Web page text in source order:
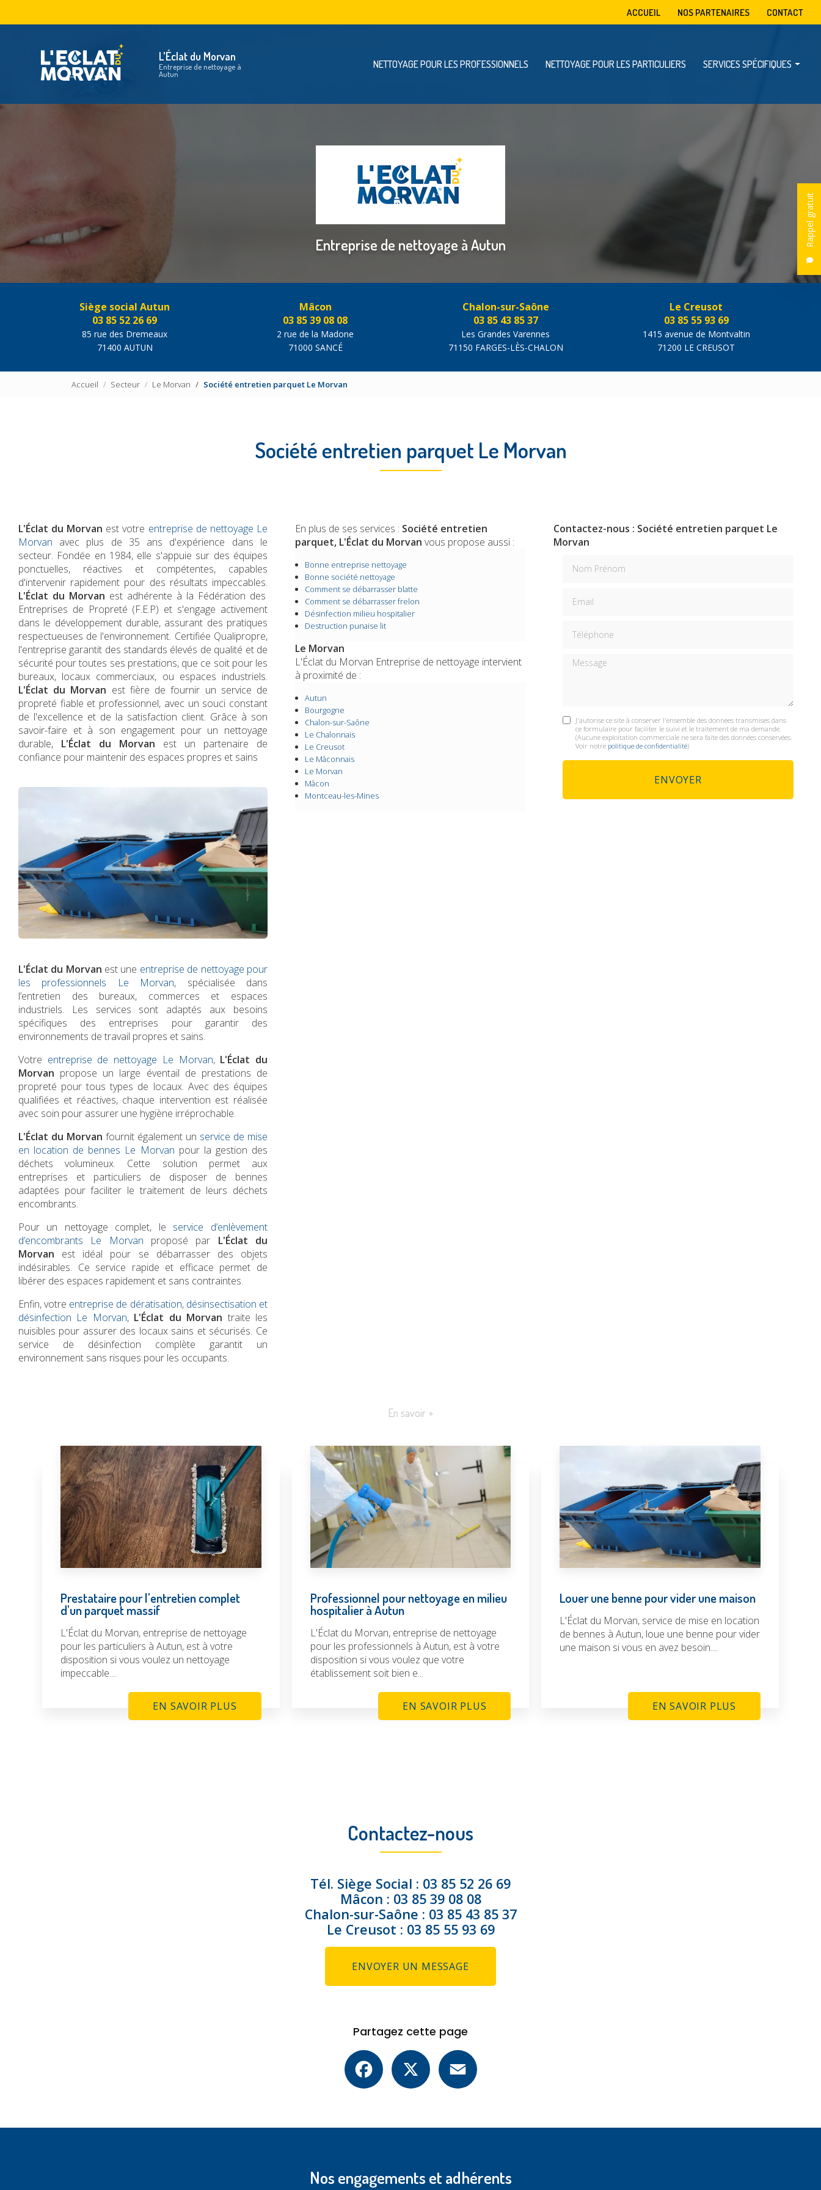
L'Éclat du Morvan
Entreprise de nettoyage à
Autun
Rappel gratuit
ACCUEIL NOS PARTENAIRES
CONTACT
NETTOYAGE POUR LES PROFESSIONNELS NETTOYAGE POUR LES PARTICULIERS SERVICES SPÉCIFIQUES
Entreprise de nettoyage à Autun
Siège social Autun
03 85 52 26 69
85 rue des Dremeaux
71400 AUTUN
Mâcon
03 85 39 08 08
2 rue de la Madone
71000 SANCÉ
Chalon-sur-Saône
03 85 43 85 37
Les Grandes Varennes
71150 FARGES-LÈS-CHALON
Le Creusot
03 85 55 93 69
1415 avenue de Montvaltin
71200 LE CREUSOT
Accueil Secteur Le Morvan Société entretien parquet Le Morvan
Société entretien parquet Le Morvan
L'Éclat du Morvan est votre entreprise de nettoyage Le
Morvan avec plus de 35 ans d'expérience dans le
secteur. Fondée en 1984, elle s'appuie sur des équipes
ponctuelles, réactives et compétentes, capables
d'intervenir rapidement pour des résultats impeccables.
L'Éclat du Morvan est adhérente à la Fédération des
Entreprises de Propreté (F.E.P) et s'engage activement
dans le développement durable, assurant des pratiques
respectueuses de l'environnement. Certifiée Qualipropre,
l'entreprise garantit des standards élevés de qualité et de
sécurité pour toutes ses prestations, que ce soit pour les
bureaux, locaux commerciaux, ou espaces industriels.
L'Éclat du Morvan est fière de fournir un service de
propreté fiable et professionnel, avec un souci constant
de l'excellence et de la satisfaction client. Grâce à son
savoir-faire et à son engagement pour un nettoyage
durable, L'Éclat du Morvan est un partenaire de
confiance pour maintenir des espaces propres et sains
L'Éclat du Morvan est une entreprise de nettoyage pour
les professionnels Le Morvan, spécialisée dans
l’entretien des bureaux, commerces et espaces
industriels. Les services sont adaptés aux besoins
spécifiques des entreprises pour garantir des
environnements de travail propres et sains.
Votre entreprise de nettoyage Le Morvan, L'Éclat du
Morvan propose un large éventail de prestations de
propreté pour tous types de locaux. Avec des équipes
qualifiées et réactives, chaque intervention est réalisée
avec soin pour assurer une hygiène irréprochable.
L'Éclat du Morvan fournit également un service de mise
en location de bennes Le Morvan pour la gestion des
déchets volumineux. Cette solution permet aux
entreprises et particuliers de disposer de bennes
adaptées pour faciliter le traitement de leurs déchets
encombrants.
Pour un nettoyage complet, le service d’enlèvement
d’encombrants Le Morvan proposé par L'Éclat du
Morvan est idéal pour se débarrasser des objets
indésirables. Ce service rapide et efficace permet de
libérer des espaces rapidement et sans contraintes.
Enfin, votre entreprise de dératisation, désinsectisation et
désinfection Le Morvan, L'Éclat du Morvan traite les
nuisibles pour assurer des locaux sains et sécurisés. Ce
service de désinfection complète garantit un
environnement sans risques pour les occupants.
En plus de ses services : Société entretien
parquet, L'Éclat du Morvan vous propose aussi :
Bonne entreprise nettoyage
Bonne société nettoyage
Comment se débarrasser blatte
Comment se débarrasser frelon
Désinfection milieu hospitalier
Destruction punaise lit
Le Morvan
L'Éclat du Morvan Entreprise de nettoyage intervient
à proximité de :
Autun
Bourgogne
Chalon-sur-Saône
Le Chalonnais
Le Creusot
Le Mâconnais
Le Morvan
Mâcon
Montceau-les-Mines
Contactez-nous : Société entretien parquet Le
Morvan
Message
J'autorise ce site à conserver l'ensemble des données transmises dans
ce formulaire pour faciliter le suivi et le traitement de ma demande.
(Aucune exploitation commerciale ne sera faite des données conservées.
Voir notre politique de confidentialité)
En savoir +
Prestataire pour l'entretien complet
d'un parquet massif
L'Éclat du Morvan, entreprise de nettoyage
pour les particuliers à Autun, est à votre
disposition si vous voulez un nettoyage
impeccable....
EN SAVOIR PLUS
Professionnel pour nettoyage en milieu
hospitalier à Autun
L'Éclat du Morvan, entreprise de nettoyage
pour les professionnels à Autun, est à votre
disposition si vous voulez que votre
établissement soit bien e...
EN SAVOIR PLUS
Louer une benne pour vider une maison
L'Éclat du Morvan, service de mise en location
de bennes à Autun, loue une benne pour vider
une maison si vous en avez besoin....
EN SAVOIR PLUS
Contactez-nous
Tél. Siège Social : 03 85 52 26 69
Mâcon : 03 85 39 08 08
Chalon-sur-Saône : 03 85 43 85 37
Le Creusot : 03 85 55 93 69
ENVOYER UN MESSAGE
Partagez cette page
Facebook
Nos engagements et adhérents